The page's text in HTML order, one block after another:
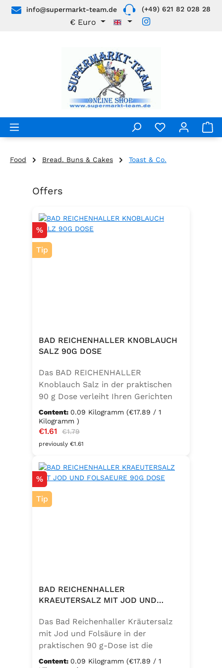
Skip to main content
info@supermarkt-team.de (+49) 621 82 028 28
€ Euro
Food Bread. Buns & Cakes Toast & Co.
Skip product gallery
Offers
Discount
%
Tip
BAD REICHENHALLER KNOBLAUCH
SALZ 90G DOSE
Das BAD REICHENHALLER
Knoblauch Salz in der praktischen
90 g Dose verleiht Ihren Gerichten
einen vollmundigen, aromatischen
Knoblauchgeschmack. Hergestellt
ohne Geschmacksverstärker, zu 100
% vegan und glutenfrei – ideal für
zum Würzen von Pasta, Fleisch,
Fisch, Gemüse und mediterranen
Speisen. Zutaten:Siedesalz, 10 %
Knoblauch, 5 % Kräuter und
Content: 0.09 Kilogramm (€17.89 / 1
Kilogramm )
Sale price:
€1.61 Regular price:
€1.79
previously €1.61
Discount
%
Tip
BAD REICHENHALLER
KRAEUTERSALZ MIT JOD UND
Das Bad Reichenhaller Kräutersalz
mit Jod und Folsäure in der
praktischen 90 g-Dose ist die
aromatische Würzmischung für eine
Content: 0.09 Kilogramm (€17.89 / 1